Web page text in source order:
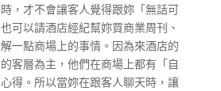
，才不會讓客人覺得跟妳「無話可
可以請酒店經紀幫妳買商業周刊、
一點商場上的事情。因為來酒店的
客層為主，他們在商場上都有「自
得。所以當妳在跟客人聊天時，讓